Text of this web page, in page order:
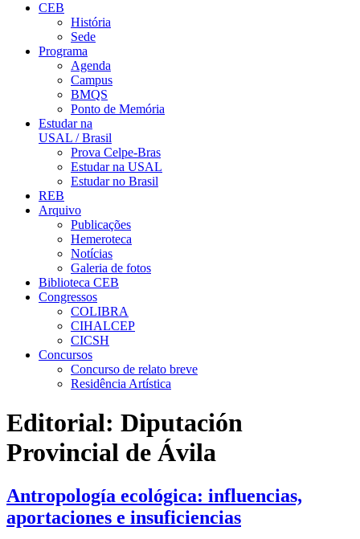
CEB
História
Sede
Programa
Agenda
Campus
BMQS
Ponto de Memória
Estudar na
USAL / Brasil
Prova Celpe-Bras
Estudar na USAL
Estudar no Brasil
REB
Arquivo
Publicações
Hemeroteca
Notícias
Galeria de fotos
Biblioteca CEB
Congressos
COLIBRA
CIHALCEP
CICSH
Concursos
Concurso de relato breve
Residência Artística
Editorial: Diputación
Provincial de Ávila
Antropología ecológica: influencias,
aportaciones e insuficiencias